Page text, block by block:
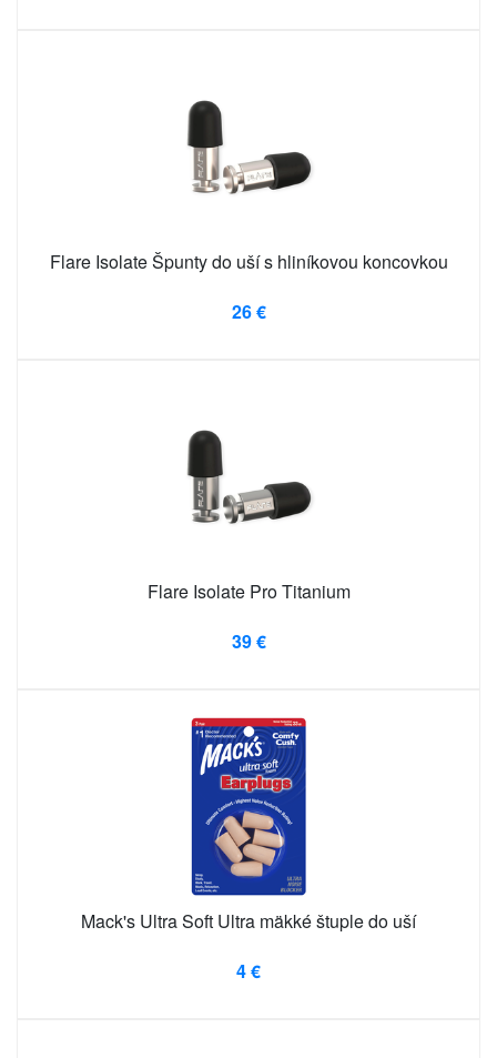
Flare Isolate Špunty do uší s hliníkovou koncovkou
26 €
Flare Isolate Pro Titanium
39 €
Mack's Ultra Soft Ultra mäkké štuple do uší
4 €